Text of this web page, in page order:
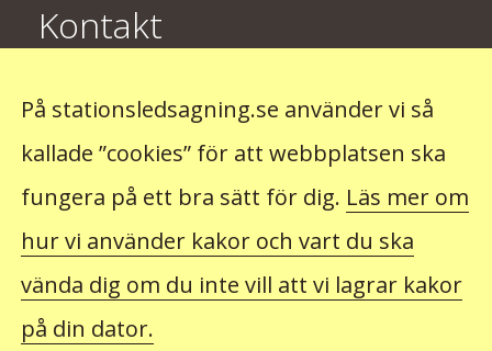
På stationsledsagning.se använder vi så
kallade ”cookies” för att webbplatsen ska
fungera på ett bra sätt för dig. Läs mer om
hur vi använder kakor och vart du ska
vända dig om du inte vill att vi lagrar kakor
på din dator.
Kontakt
Har du några synpunkter på
stationsledsagning@trafikverket.se
Observera att du inte kan beställa ledsagning hos
oss. Det gör du hos det företag som du ska resa
med.